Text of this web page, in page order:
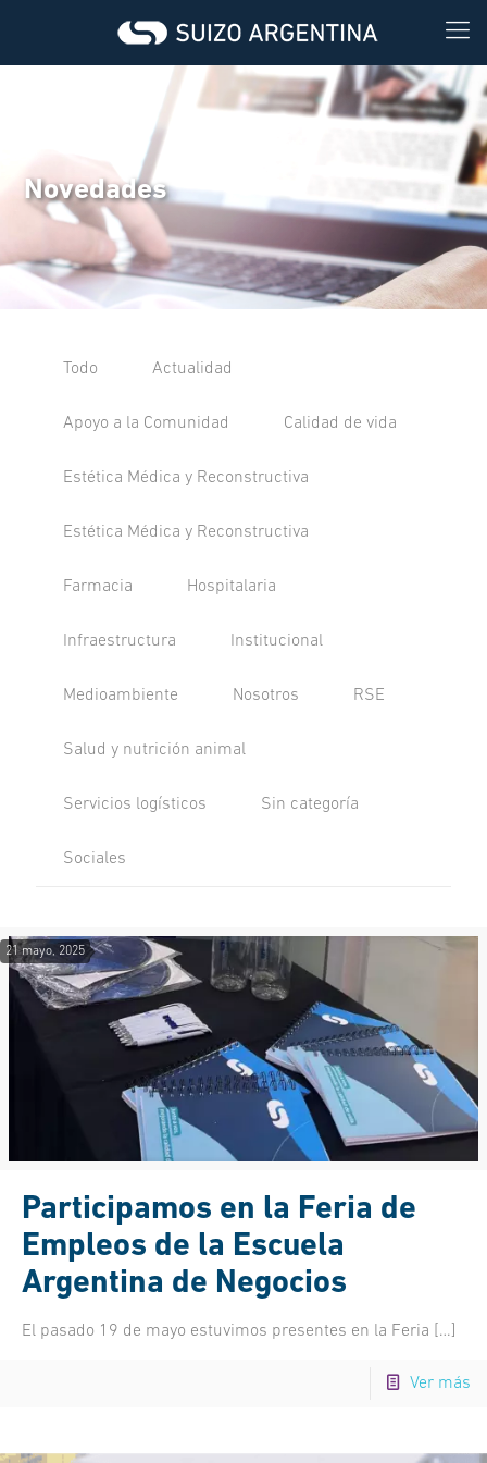
Novedades
Todo Actualidad
Apoyo a la Comunidad Calidad de vida
Estética Médica y Reconstructiva
Estética Médica y Reconstructiva
Farmacia Hospitalaria
Infraestructura Institucional
Medioambiente Nosotros RSE
Salud y nutrición animal
Servicios logísticos Sin categoría
Sociales
21 mayo, 2025
Participamos en la Feria de
Empleos de la Escuela
Argentina de Negocios
El pasado 19 de mayo estuvimos presentes en la Feria […]
Ver más